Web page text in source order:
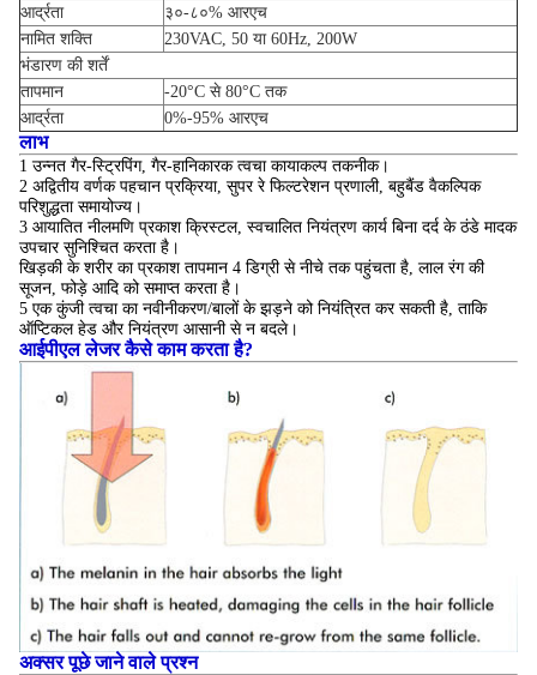
आर्द्रता
३०-८०% आरएच
नामित शक्ति
230VAC, 50 या 60Hz, 200W
भंडारण की शर्तें
तापमान
-20°C से 80°C तक
आर्द्रता
0%-95% आरएच
लाभ
1 उन्नत गैर-स्ट्रिपिंग, गैर-हानिकारक त्वचा कायाकल्प तकनीक।
2 अद्वितीय वर्णक पहचान प्रक्रिया, सुपर रे फिल्टरेशन प्रणाली, बहुबैंड वैकल्पिक
परिशुद्धता समायोज्य।
3 आयातित नीलमणि प्रकाश क्रिस्टल, स्वचालित नियंत्रण कार्य बिना दर्द के ठंडे मादक
उपचार सुनिश्चित करता है।
खिड़की के शरीर का प्रकाश तापमान 4 डिग्री से नीचे तक पहुंचता है, लाल रंग की
सूजन, फोड़े आदि को समाप्त करता है।
5 एक कुंजी त्वचा का नवीनीकरण/बालों के झड़ने को नियंत्रित कर सकती है, ताकि
ऑप्टिकल हेड और नियंत्रण आसानी से न बदले।
आईपीएल लेजर कैसे काम करता है?
अक्सर पूछे जाने वाले प्रश्न